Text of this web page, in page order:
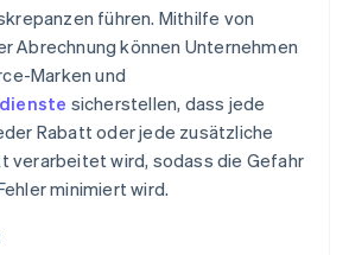
führen. Mithilfe von
Abrechnung können Unternehmen
Marken und
sicherstellen, dass jede
Rabatt oder jede zusätzliche
verarbeitet wird, sodass die Gefahr
minimiert wird.